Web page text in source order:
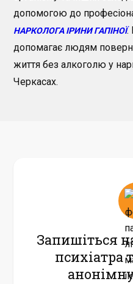
допомогою до
НАРКОЛОГА ІРИНИ ГАПІНОЇ.
допомагає людям
життя без алкоголю у
Черкасах.
Запишіться
психіатра